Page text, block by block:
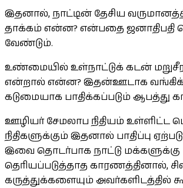
இதனால், நாட்டின் தேசிய
தாக்கம் என்ன? என்பதை ஜனாதிபதி
வேண்டும்.
உண்மையில் உள்நாட்டுக் கடன்
என்றால் என்ன? இதன்ஊடாக வங்கிக்
கடுமையாக பாதிக்கப்படும் ஆபத்து
ஊழியர் சேமலாப நிதியம் உள்ளிட்ட
நிதிகளுக்கும் இதனால் பாதிப்பு
இவை தொடர்பாக நாட்டு மக்களுக்கு
தெரியப்படுத்தாத காரணத்தினால்,
கருத்துக்களையும் அவர்களிடத்தில்